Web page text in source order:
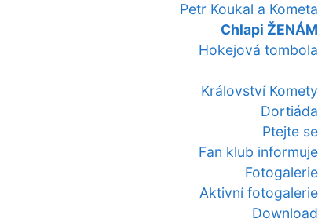
Petr Koukal a Kometa
Chlapi ŽENÁM
Hokejová tombola
Království Komety
Dortiáda
Ptejte se
Fan klub informuje
Fotogalerie
Aktivní fotogalerie
Download